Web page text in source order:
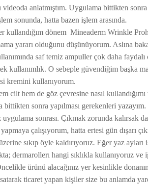
videoda anlatmıştım. Uygulama bittikten
sonunda, hatta bazen işlem arasında.
kullandığım dönem Mineaderm Wrinkle
yararı olduğunu düşünüyorum. Aslına
saf temiz ampuller çok daha
kullanımlık. O sebeple güvendiğim başka
kremini kullanıyorum.
cilt hem de göz çevresine nasıl
bittikten sonra yapılması gerekenleri
uygulama sonrası. Çıkmak zorunda
çalışıyorum, hatta ertesi gün dışarı
sıkıp öyle kaldırıyoruz. Eğer yaz ayları
dermarollerı hangi sıklıkla kullanıyoruz
ürünü alacağınız yer kesinlikle
ticaret yapan kişiler size bu anlamda